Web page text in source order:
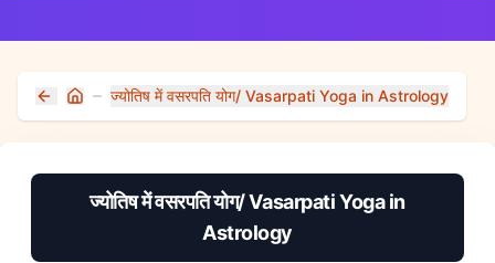
Home ज्योतिष में वसरपति योग/ Vasarpati Yoga in Astrology
ज्योतिष में वसरपति योग/ Vasarpati Yoga in
Astrology